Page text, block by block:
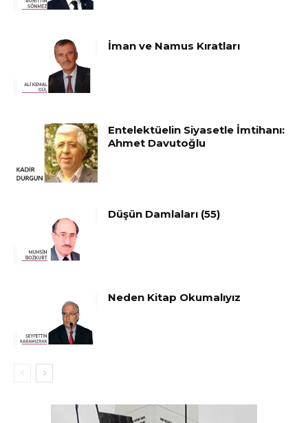
İman ve Namus Kıratları
Entelektüelin Siyasetle İmtihanı:
Ahmet Davutoğlu
Düşün Damlaları (55)
Neden Kitap Okumalıyız